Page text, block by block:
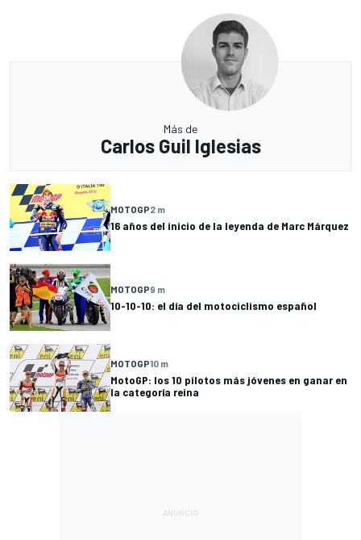
Más de
Carlos Guil Iglesias
MOTOGP2 m
16 años del inicio de la leyenda de Marc Márquez
MOTOGP9 m
10-10-10: el día del motociclismo español
MOTOGP10 m
MotoGP: los 10 pilotos más jóvenes en ganar en
la categoría reina